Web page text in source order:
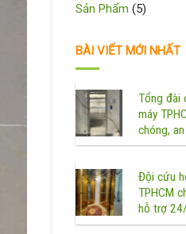
Sản Phẩm (5)
BÀI VIẾT MỚI NHẤT
Tổng đài
máy
chóng,
Đội cứu
TPHCM
hỗ trợ